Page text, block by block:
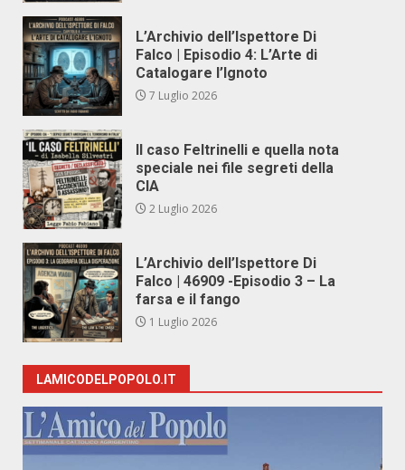
L’Archivio dell’Ispettore Di
Falco | Episodio 4: L’Arte di
Catalogare l’Ignoto
7 Luglio 2026
Il caso Feltrinelli e quella nota
speciale nei file segreti della
CIA
2 Luglio 2026
L’Archivio dell’Ispettore Di
Falco | 46909 -Episodio 3 – La
farsa e il fango
1 Luglio 2026
LAMICODELPOPOLO.IT